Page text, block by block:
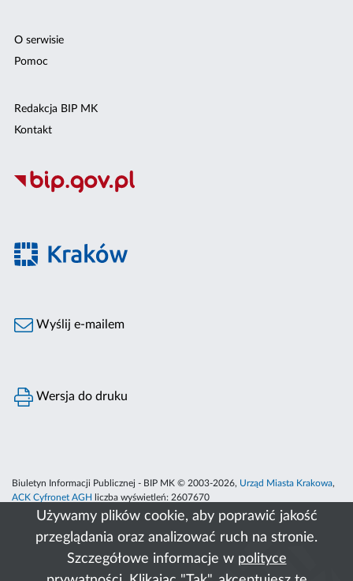
Używamy plików cookie, aby poprawić jakość
przeglądania oraz analizować ruch na stronie.
Szczegółowe informacje w polityce
O serwisie
Pomoc
Redakcja BIP MK
Kontakt
Wyślij e-mailem
Wersja do druku
Biuletyn Informacji Publicznej - BIP MK © 2003-2026, Urząd Miasta Krakowa,
ACK Cyfronet AGH
liczba wyświetleń: 2607670